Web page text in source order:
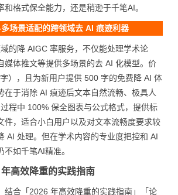
格式保全能力，还是稍逊于千笔AI。
场景适配的跨领域去 AI 痕迹利器
的降 AIGC 率服务，不仅能处理学术论
媒体推文等提供多场景的去 AI 化模型。价
），且为新用户提供 500 字的免费降 AI 体
在于消除 AI 痕迹后文本自然流畅、极具人
程中 100% 保全图表与公式格式，提供标
件，适合小白用户以及对文本流畅度要求较
AI 处理。但在学术内容的专业度把控和 AI
如千笔AI精准。
高效降重的实践指南
结合「2026 年高效降重的实践指南」「论